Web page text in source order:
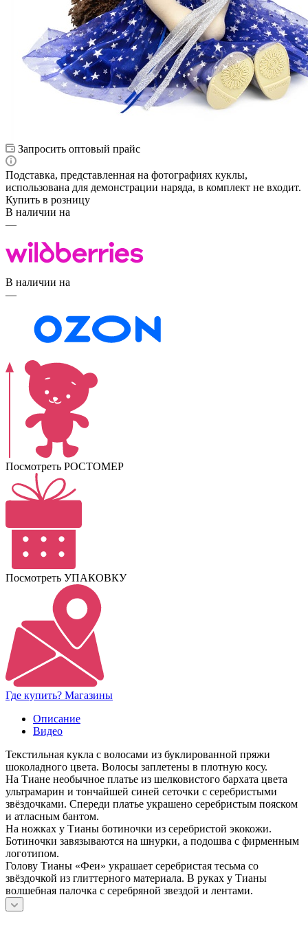
Запросить оптовый прайс
Подставка, представленная на фотографиях куклы,
использована для демонстрации наряда, в комплект не входит.
Купить в розницу
В наличии на
—
В наличии на
—
Посмотреть РОСТОМЕР
Посмотреть УПАКОВКУ
Где купить? Магазины
Описание
Видео
Текстильная кукла с волосами из буклированной пряжи
шоколадного цвета. Волосы заплетены в плотную косу.
На Тиане необычное платье из шелковистого бархата цвета
ультрамарин и тончайшей синей сеточки с серебристыми
звёздочками. Спереди платье украшено серебристым пояском
и атласным бантом.
На ножках у Тианы ботиночки из серебристой экокожи.
Ботиночки завязываются на шнурки, а подошва с фирменным
логотипом.
Голову Тианы «Феи» украшает серебристая тесьма со
звёздочкой из глиттерного материала. В руках у Тианы
волшебная палочка с серебряной звездой и лентами.